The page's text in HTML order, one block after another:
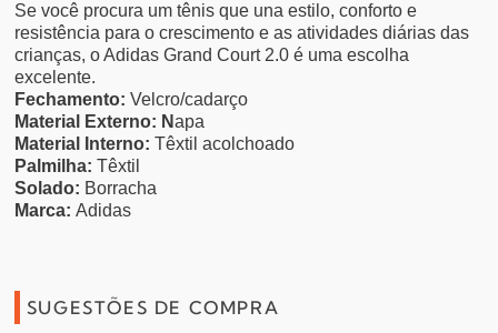
Se você procura um tênis que una estilo, conforto e
resistência para o crescimento e as atividades diárias das
crianças, o Adidas Grand Court 2.0 é uma escolha
excelente.
Fechamento:Velcro/cadarço
Material Externo: Napa
Material Interno:Têxtil acolchoado
Palmilha:Têxtil
Solado: Borracha
Marca:Adidas
SUGESTÕES DE COMPRA